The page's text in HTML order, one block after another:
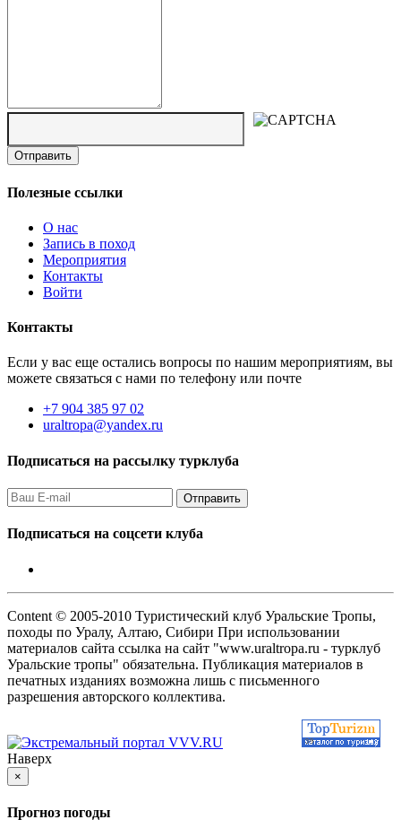
Полезные ссылки
О нас
Запись в поход
Мероприятия
Контакты
Войти
Контакты
Если у вас еще остались вопросы по нашим мероприятиям, вы
можете связаться с нами по телефону или почте
+7 904 385 97 02
uraltropa@yandex.ru
Подписаться на рассылку турклуба
Подписаться на соцсети клуба
Content © 2005-2010 Туристический клуб Уральские Тропы,
походы по Уралу, Алтаю, Сибири При использовании
материалов сайта ссылка на сайт "www.uraltropa.ru - турклуб
Уральские тропы" обязательна. Публикация материалов в
печатных изданиях возможна лишь с письменного
разрешения авторского коллектива.
Наверх
×
Прогноз погоды